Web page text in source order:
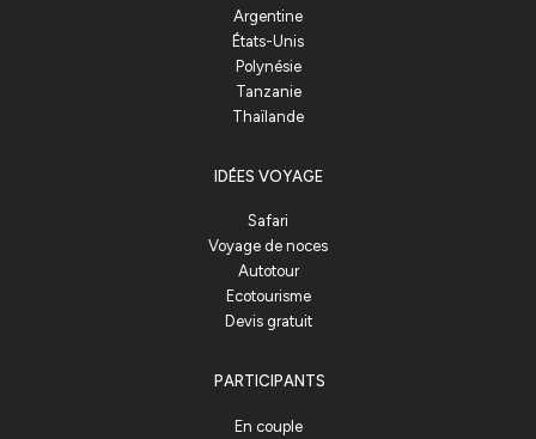
Argentine
États-Unis
Polynésie
Tanzanie
Thaïlande
IDÉES VOYAGE
Safari
Voyage de noces
Autotour
Ecotourisme
Devis gratuit
PARTICIPANTS
En couple